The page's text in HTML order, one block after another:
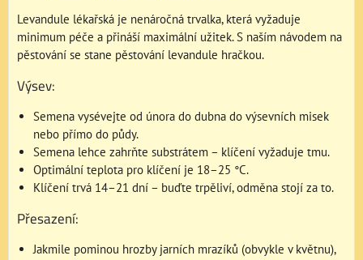
Levandule lékařská je nenáročná trvalka, která vyžaduje
minimum péče a přináší maximální užitek. S naším návodem na
pěstování se stane pěstování levandule hračkou.
Výsev:
Semena vysévejte od února do dubna do výsevních misek
nebo přímo do půdy.
Semena lehce zahrňte substrátem – klíčení vyžaduje tmu.
Optimální teplota pro klíčení je 18–25 °C.
Klíčení trvá 14–21 dní – buďte trpěliví, odměna stojí za to.
Přesazení:
Jakmile pominou hrozby jarních mrazíků (obvykle v květnu),